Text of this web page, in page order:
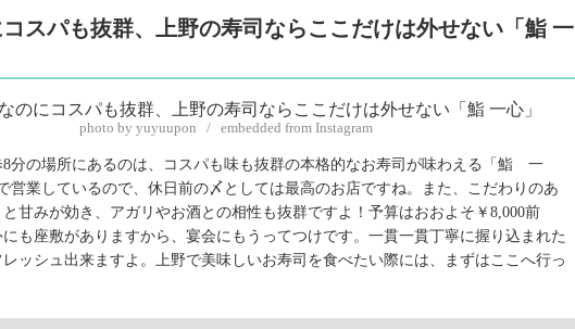
スパも抜群、上野の寿司ならここだけは外せない「鮨 一
photo by yuyuupon / embedded from Instagram
8分の場所にあるのは、コスパも味も抜群の本格的なお寿司が味わえる「鮨 一
営業しているので、休日前の〆としては最高のお店ですね。また、こだわりのあ
甘みが効き、アガリやお酒との相性も抜群ですよ！予算はおおよそ￥8,000前
も座敷がありますから、宴会にもうってつけです。一貫一貫丁寧に握り込まれた
ッシュ出来ますよ。上野で美味しいお寿司を食べたい際には、まずはここへ行っ